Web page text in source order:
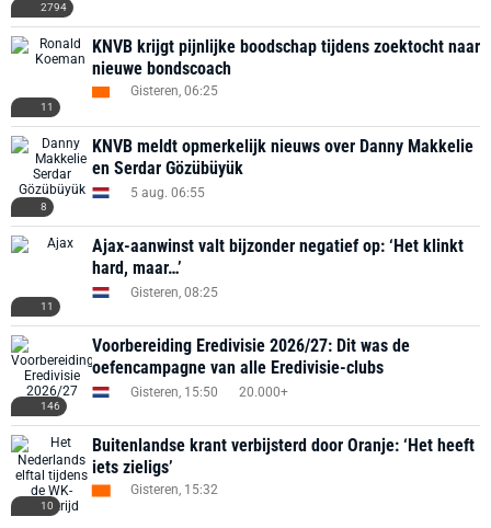
2794
11
KNVB krijgt pijnlijke boodschap tijdens zoektocht naar
nieuwe bondscoach
Gisteren, 06:25
8
KNVB meldt opmerkelijk nieuws over Danny Makkelie
en Serdar Gözübüyük
5 aug. 06:55
11
Ajax-aanwinst valt bijzonder negatief op: ‘Het klinkt
hard, maar…’
Gisteren, 08:25
146
Voorbereiding Eredivisie 2026/27: Dit was de
oefencampagne van alle Eredivisie-clubs
Gisteren, 15:50 20.000+
10
Buitenlandse krant verbijsterd door Oranje: ‘Het heeft
iets zieligs’
Gisteren, 15:32